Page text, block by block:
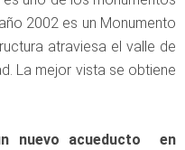
2002 es un Monumento
atraviesa el valle de
La mejor vista se obtiene
nuevo acueducto en